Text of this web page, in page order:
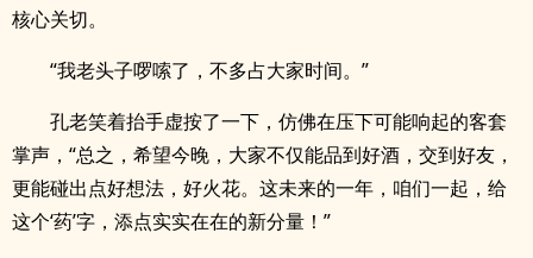
核心关切。
“我老头子啰嗦了，不多占大家时间。”
孔老笑着抬手虚按了一下，仿佛在压下可能响起的客套
掌声，“总之，希望今晚，大家不仅能品到好酒，交到好友，
更能碰出点好想法，好火花。这未来的一年，咱们一起，给
这个‘药’字，添点实实在在的新分量！”